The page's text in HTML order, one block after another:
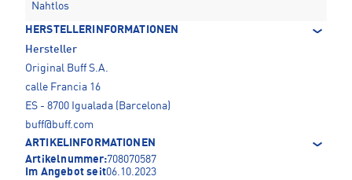
Nahtlos
HERSTELLERINFORMATIONEN
Hersteller
Original Buff S.A.
calle Francia 16
ES - 8700 Igualada (Barcelona)
buff@buff.com
ARTIKELINFORMATIONEN
Artikelnummer:708070587
Im Angebot seit06.10.2023